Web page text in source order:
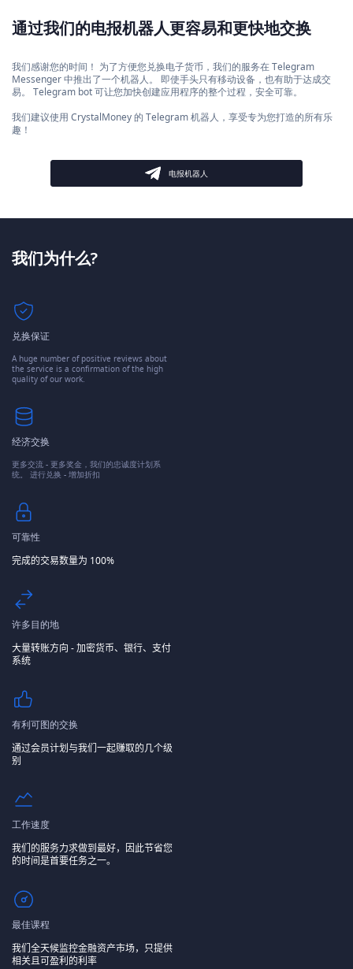
通过我们的电报机器人更容易和更快地交换
我们感谢您的时间！ 为了方便您兑换电子货币，我们的服务在 Telegram
Messenger 中推出了一个机器人。 即使手头只有移动设备，也有助于达成交
易。 Telegram bot 可让您加快创建应用程序的整个过程，安全可靠。
我们建议使用 CrystalMoney 的 Telegram 机器人，享受专为您打造的所有乐
趣！
电报机器人
我们为什么?
兑换保证
A huge number of positive reviews about
the service is a confirmation of the high
quality of our work.
经济交换
更多交流 - 更多奖金，我们的忠诚度计划系
统。 进行兑换 - 增加折扣
可靠性
完成的交易数量为 100%
许多目的地
大量转账方向 - 加密货币、银行、支付
系统
有利可图的交换
通过会员计划与我们一起赚取的几个级
别
工作速度
我们的服务力求做到最好，因此节省您
的时间是首要任务之一。
最佳课程
我们全天候监控金融资产市场，只提供
相关且可盈利的利率